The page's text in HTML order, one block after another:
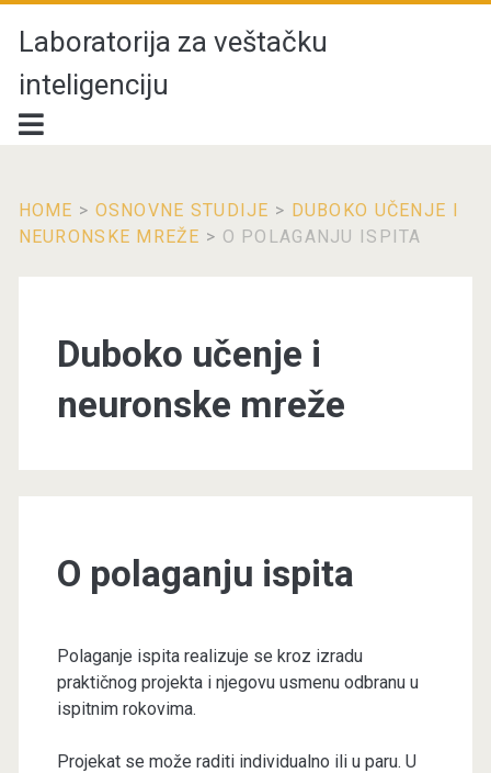
Laboratorija za veštačku
inteligenciju
HOME > OSNOVNE STUDIJE > DUBOKO UČENJE I
NEURONSKE MREŽE > O POLAGANJU ISPITA
Duboko učenje i
neuronske mreže
O polaganju ispita
Polaganje ispita realizuje se kroz izradu
praktičnog projekta i njegovu usmenu odbranu u
ispitnim rokovima.
Projekat se može raditi individualno ili u paru. U